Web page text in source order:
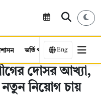
ভর্তি পরীক্ষা কর্মসংস্থান
Eng
দোসর আখ্যা,
নতুন নিয়োগ চায়